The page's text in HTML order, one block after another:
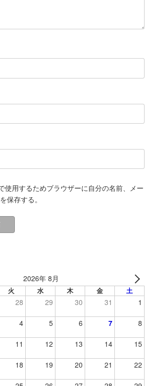
使用するためブラウザーに自分の名前、メー
保存する。
2026年 8月
火 水 木 金 土
28 29 30 31 1
4 5 6 7 8
11 12 13 14 15
18 19 20 21 22